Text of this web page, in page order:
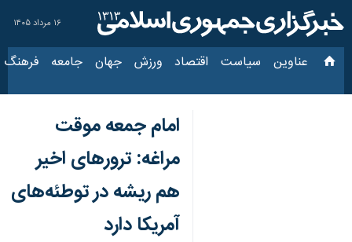
۱۶ مرداد ۱۴۰۵
عناوین‌ سیاست اقتصاد ورزش جهان جامعه فرهنگ
امام جمعه موقت
مراغه: ترورهای اخیر
هم ریشه در توطئه‌های
آمریکا دارد